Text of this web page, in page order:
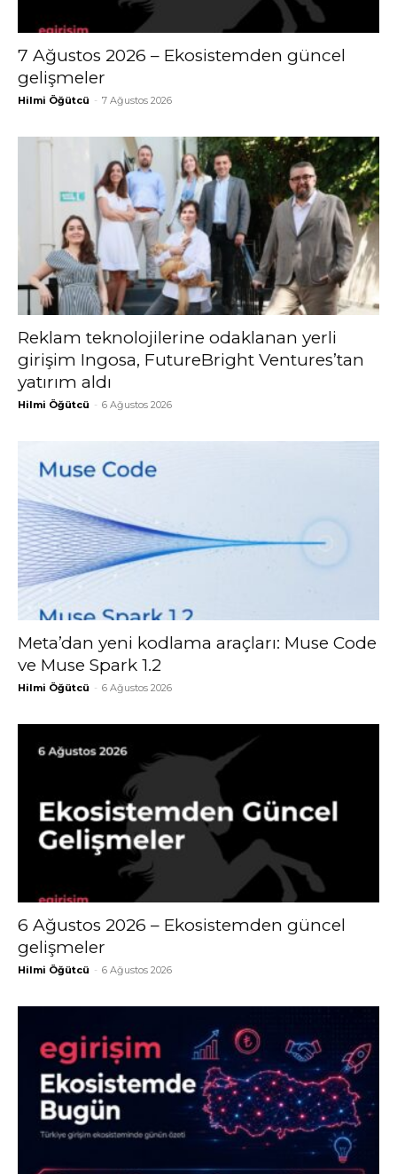
7 Ağustos 2026 – Ekosistemden güncel
gelişmeler
Hilmi Öğütcü - 7 Ağustos 2026
Reklam teknolojilerine odaklanan yerli
girişim Ingosa, FutureBright Ventures’tan
yatırım aldı
Hilmi Öğütcü - 6 Ağustos 2026
Meta’dan yeni kodlama araçları: Muse Code
ve Muse Spark 1.2
Hilmi Öğütcü - 6 Ağustos 2026
6 Ağustos 2026 – Ekosistemden güncel
gelişmeler
Hilmi Öğütcü - 6 Ağustos 2026